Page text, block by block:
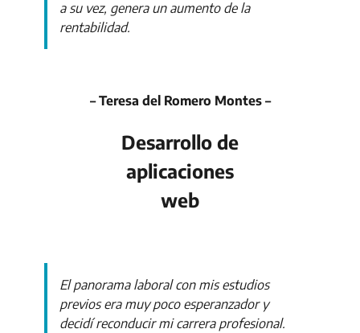
a su vez, genera un aumento de la
rentabilidad.
– Teresa del Romero Montes –
Desarrollo de
aplicaciones
web
El panorama laboral con mis estudios
previos era muy poco esperanzador y
decidí reconducir mi carrera profesional.